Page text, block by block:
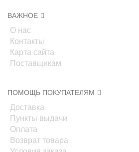
ВАЖНОЕ
О нас
Контакты
Карта сайта
Поставщикам
ПОМОЩЬ ПОКУПАТЕЛЯМ
Доставка
Пункты выдачи
Оплата
Возврат товара